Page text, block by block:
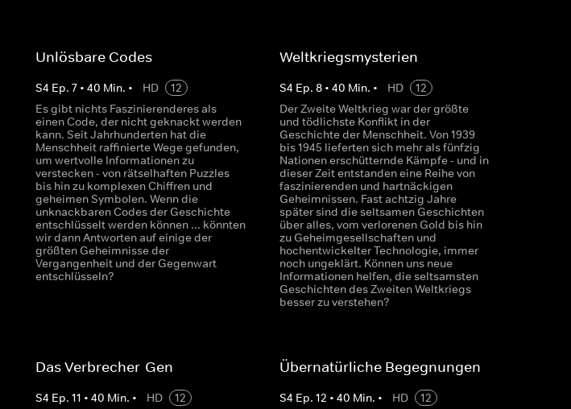
Unlösbare Codes
S4 Ep. 7• 40 Min. • HD
12
Es gibt nichts Faszinierenderes als
einen Code, der nicht geknackt werden
kann. Seit Jahrhunderten hat die
Menschheit raffinierte Wege gefunden,
um wertvolle Informationen zu
verstecken - von rätselhaften Puzzles
bis hin zu komplexen Chiffren und
geheimen Symbolen. Wenn die
unknackbaren Codes der Geschichte
entschlüsselt werden können ... könnten
wir dann Antworten auf einige der
größten Geheimnisse der
Vergangenheit und der Gegenwart
entschlüsseln?
Weltkriegsmysterien
S4 Ep. 8• 40 Min. • HD
12
Der Zweite Weltkrieg war der größte
und tödlichste Konflikt in der
Geschichte der Menschheit. Von 1939
bis 1945 lieferten sich mehr als fünfzig
Nationen erschütternde Kämpfe - und in
dieser Zeit entstanden eine Reihe von
faszinierenden und hartnäckigen
Geheimnissen. Fast achtzig Jahre
später sind die seltsamen Geschichten
über alles, vom verlorenen Gold bis hin
zu Geheimgesellschaften und
hochentwickelter Technologie, immer
noch ungeklärt. Können uns neue
Informationen helfen, die seltsamsten
Geschichten des Zweiten Weltkriegs
besser zu verstehen?
Das Verbrecher-Gen
S4 Ep. 11 • 40 Min. • HD
12
Übernatürliche Begegnungen
S4 Ep. 12 • 40 Min. • HD
12